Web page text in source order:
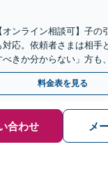
オンライン相談可】子の
応。依頼者さまは相手
きか分からない」方も
のプランもあります
料金表を見る
合わせ メ